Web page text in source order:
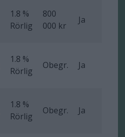
1.8 %
Rörlig
800
000 kr
Ja
1.8 %
Rörlig
Obegr. Ja
1.8 %
Rörlig
Obegr. Ja